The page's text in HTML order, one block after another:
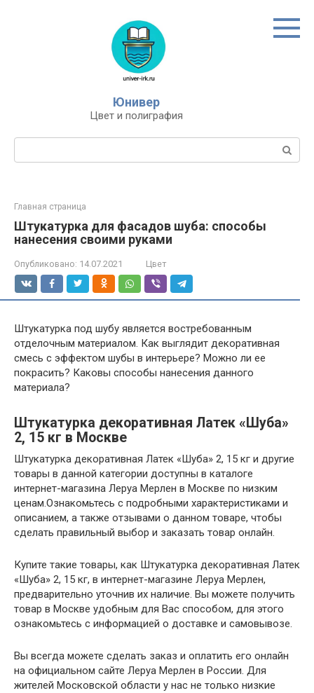
Юнивер
Цвет и полиграфия
Главная страница
Штукатурка для фасадов шуба: способы
нанесения своими руками
Опубликовано: 14.07.2021 Цвет
Штукатурка под шубу является востребованным
отделочным материалом. Как выглядит декоративная
смесь с эффектом шубы в интерьере? Можно ли ее
покрасить? Каковы способы нанесения данного
материала?
Штукатурка декоративная Латек «Шуба»
2, 15 кг в Москве
Штукатурка декоративная Латек «Шуба» 2, 15 кг и другие
товары в данной категории доступны в каталоге
интернет-магазина Леруа Мерлен в Москве по низким
ценам.Ознакомьтесь с подробными характеристиками и
описанием, а также отзывами о данном товаре, чтобы
сделать правильный выбор и заказать товар онлайн.
Купите такие товары, как Штукатурка декоративная Латек
«Шуба» 2, 15 кг, в интернет-магазине Леруа Мерлен,
предварительно уточнив их наличие. Вы можете получить
товар в Москве удобным для Вас способом, для этого
ознакомьтесь с информацией о доставке и самовывозе.
Вы всегда можете сделать заказ и оплатить его онлайн
на официальном сайте Леруа Мерлен в России. Для
жителей Московской области у нас не только низкие